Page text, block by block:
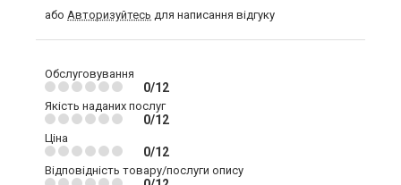
або Авторизуйтесь для написання відгуку
Обслуговування
0/12
Якість наданих послуг
0/12
Ціна
0/12
Відповідність товару/послуги опису